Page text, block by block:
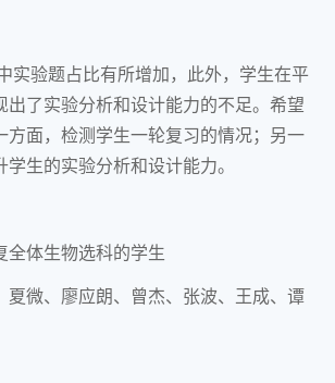
实验题占比有所增加，此外，学生在平
出了实验分析和设计能力的不足。希望
方面，检测学生一轮复习的情况；另一
生的实验分析和设计能力。
全体生物选科的学生
夏微、廖应朗、曾杰、张波、王成、谭